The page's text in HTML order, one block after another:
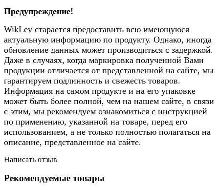
Предупреждение!
WikLev старается предоставить всю имеющуюся
актуальную информацию по продукту. Однако, иногда
обновление данных может производиться с задержкой.
Даже в случаях, когда маркировка полученной Вами
продукции отличается от представленной на сайте, мы
гарантируем подлинность и свежесть товаров.
Информация на самом продукте и на его упаковке
может быть более полной, чем на нашем сайте, в связи
с этим, мы рекомендуем ознакомиться с инструкцией
по применению, указанной на товаре, перед его
использованием, а не только полностью полагаться на
описание, представленное на сайте.
Написать отзыв
Рекомендуемые товары